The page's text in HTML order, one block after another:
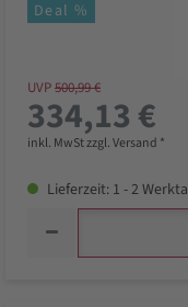
Deal %
UVP500,99 €
334,13 €
inkl. MwSt zzgl. Versand *
Lieferzeit: 1 - 2